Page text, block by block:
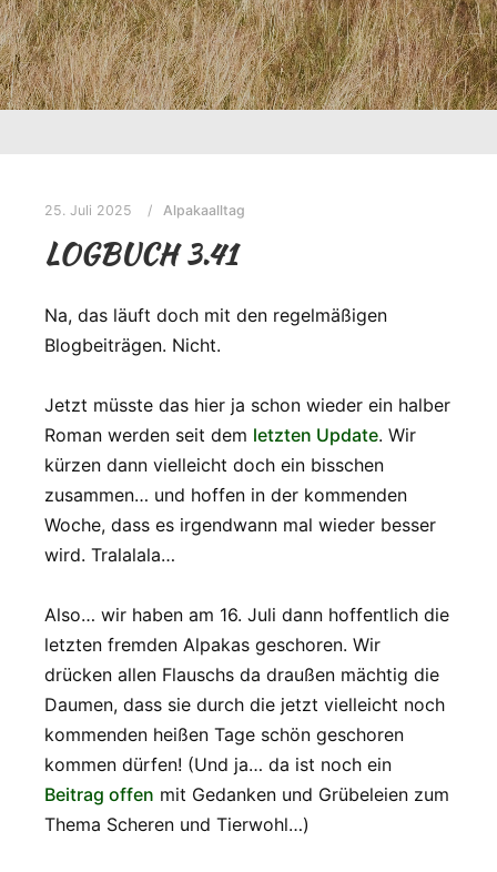
25. Juli 2025 Alpakaalltag
LOGBUCH 3.41
Na, das läuft doch mit den regelmäßigen
Blogbeiträgen. Nicht.
Jetzt müsste das hier ja schon wieder ein halber
Roman werden seit dem letzten Update. Wir
kürzen dann vielleicht doch ein bisschen
zusammen… und hoffen in der kommenden
Woche, dass es irgendwann mal wieder besser
wird. Tralalala…
Also… wir haben am 16. Juli dann hoffentlich die
letzten fremden Alpakas geschoren. Wir
drücken allen Flauschs da draußen mächtig die
Daumen, dass sie durch die jetzt vielleicht noch
kommenden heißen Tage schön geschoren
kommen dürfen! (Und ja… da ist noch ein
Beitrag offen mit Gedanken und Grübeleien zum
Thema Scheren und Tierwohl…)